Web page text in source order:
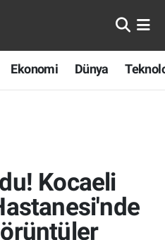
Ekonomi Dünya
Kocaeli
ve Fikstür